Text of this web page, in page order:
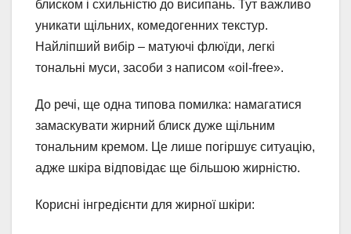
блиском і схильністю до висипань. Тут важливо
уникати щільних, комедогенних текстур.
Найліпший вибір – матуючі флюїди, легкі
тональні муси, засоби з написом «oil-free».
До речі, ще одна типова помилка: намагатися
замаскувати жирний блиск дуже щільним
тональним кремом. Це лише погіршує ситуацію,
адже шкіра відповідає ще більшою жирністю.
Корисні інгредієнти для жирної шкіри: